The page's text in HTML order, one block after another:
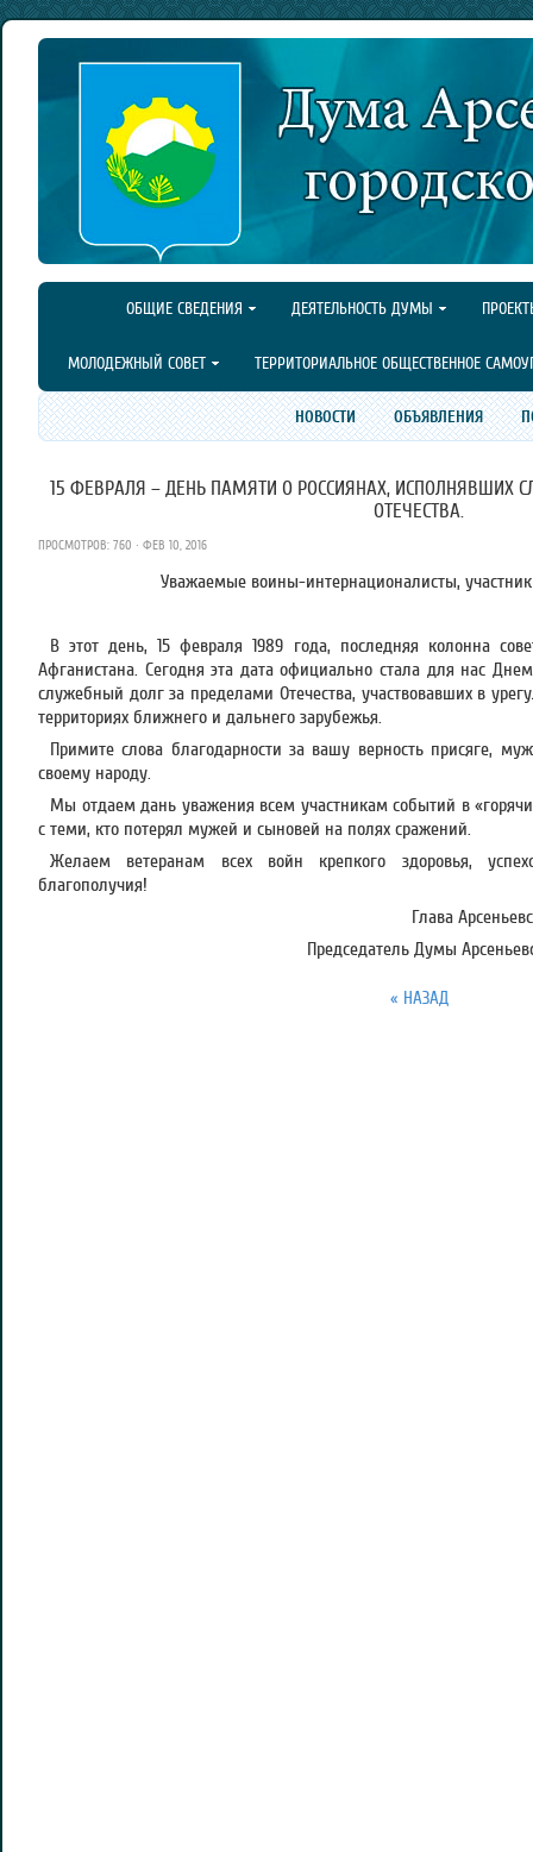
ОБЩИЕ СВЕДЕНИЯ ДЕЯТЕЛЬНОСТЬ ДУМЫ
МОЛОДЕЖНЫЙ СОВЕТ ТЕРРИТОРИАЛЬНОЕ ОБЩЕСТВЕННОЕ
НОВОСТИ ОБЪЯВЛЕНИЯ
15 ФЕВРАЛЯ – ДЕНЬ ПАМЯТИ О РОССИЯНАХ, ИСПОЛНЯВШИХ
ОТЕЧЕСТВА.
ПРОСМОТРОВ: 760 · ФЕВ 10, 2016
Уважаемые воины-интернационалисты,
В этот день, 15 февраля 1989 года, последняя колонна
Афганистана. Сегодня эта дата официально стала для нас
служебный долг за пределами Отечества, участвовавших в
территориях ближнего и дальнего зарубежья.
Примите слова благодарности за вашу верность присяге,
своему народу.
Мы отдаем дань уважения всем участникам событий в
с теми, кто потерял мужей и сыновей на полях сражений.
Желаем ветеранам всех войн крепкого здоровья,
благополучия!
Глава
Председатель Думы
« НАЗАД